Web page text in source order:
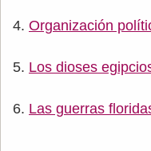
Organización
Los dioses
Las guerras